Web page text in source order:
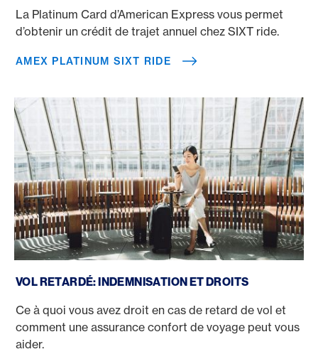
La Platinum Card d’American Express vous permet
d’obtenir un crédit de trajet annuel chez SIXT ride.
AMEX PLATINUM SIXT RIDE
VOL RETARDÉ: INDEMNISATION ET DROITS
Ce à quoi vous avez droit en cas de retard de vol et
comment une assurance confort de voyage peut vous
aider.